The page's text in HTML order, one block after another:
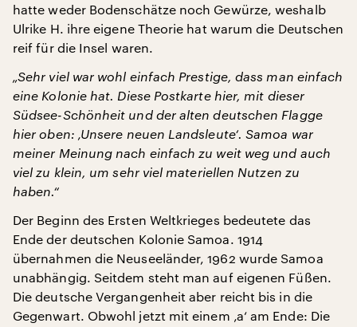
hatte weder Bodenschätze noch Gewürze, weshalb
Ulrike H. ihre eigene Theorie hat warum die Deutschen
reif für die Insel waren.
„Sehr viel war wohl einfach Prestige, dass man einfach
eine Kolonie hat. Diese Postkarte hier, mit dieser
Südsee-Schönheit und der alten deutschen Flagge
hier oben: ‚Unsere neuen Landsleute‘. Samoa war
meiner Meinung nach einfach zu weit weg und auch
viel zu klein, um sehr viel materiellen Nutzen zu
haben.“
Der Beginn des Ersten Weltkrieges bedeutete das
Ende der deutschen Kolonie Samoa. 1914
übernahmen die Neuseeländer, 1962 wurde Samoa
unabhängig. Seitdem steht man auf eigenen Füßen.
Die deutsche Vergangenheit aber reicht bis in die
Gegenwart. Obwohl jetzt mit einem ‚a‘ am Ende: Die